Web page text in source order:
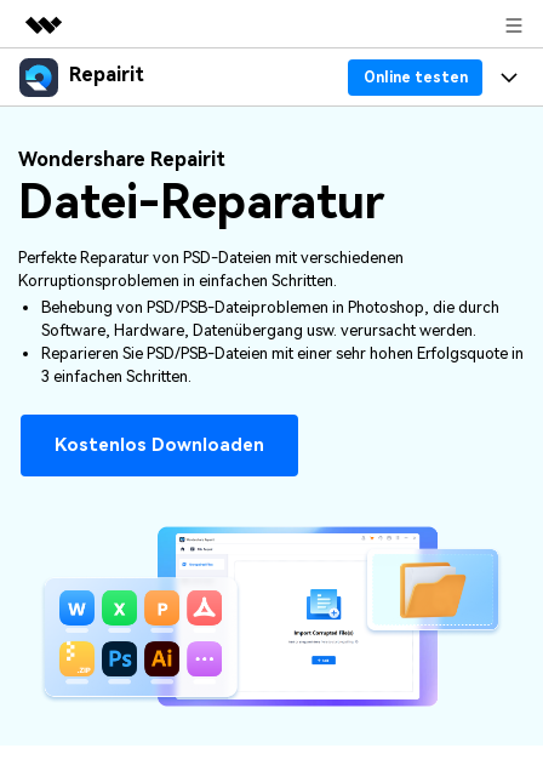
Top-Produkte
Dienstprogramme
Überblick
Lösungen
Über uns
Presseraum
Shop
Support
Repairit Online testen
Desktop
Mehr
Funktionen
Desktop
Warum Repairit
Experte für Datenreparatur
Weitere Produkte
Ressourcen
Dateiprobleme lösen
Geräteprobleme lösen
Bonusinformationen
Guide & Support
Mehr Lösungen
Preis
Repairit Toolkit
Audiodateien.
Repairit für Email
Für die nahtlose Reparatur von PST- und OST-
Dateien sowie verlorenen Outlook-E-Mails.
Wondershare Repairit
Datei-Reparatur
Perfekte Reparatur von PSD-Dateien mit verschiedenen
Korruptionsproblemen in einfachen Schritten.
Behebung von PSD/PSB-Dateiproblemen in Photoshop, die durch
Software, Hardware, Datenübergang usw. verursacht werden.
Reparieren Sie PSD/PSB-Dateien mit einer sehr hohen Erfolgsquote in
3 einfachen Schritten.
Kostenlos Downloaden